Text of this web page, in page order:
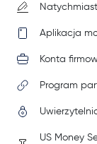
Aplikacja
Konta
Program
US Money